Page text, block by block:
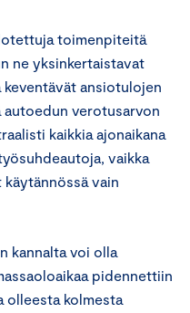
toimenpiteitä
ne yksinkertaistavat
ansiotulojen
autoedun verotusarvon
kaikkia ajonaikana
vaikka
vain
kannalta voi olla
pidennettiin
olleesta kolmesta